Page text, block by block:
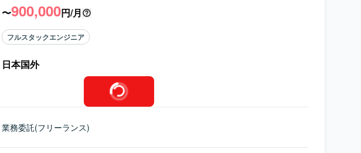
〜900,000円/月
フルスタックエンジニア
日本国外
業務委託(フリーランス)